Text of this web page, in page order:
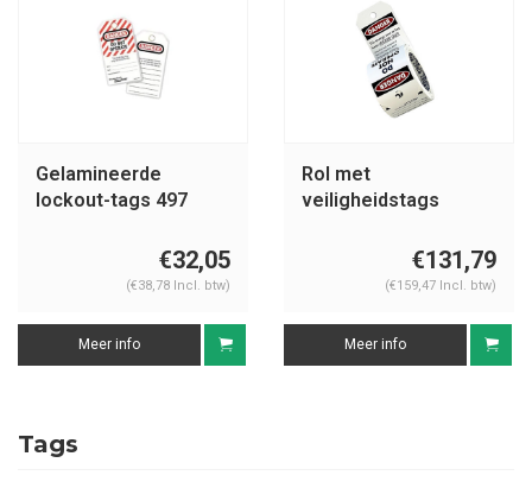
Gelamineerde
lockout-tags 497
€32,05
(€38,78 Incl. btw)
Meer info
Rol met
veiligheidstags
€131,79
(€159,47 Incl. btw)
Meer info
Tags